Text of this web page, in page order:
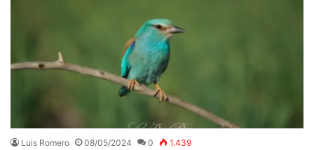
Luis Romero 08/05/2024 0 1.439